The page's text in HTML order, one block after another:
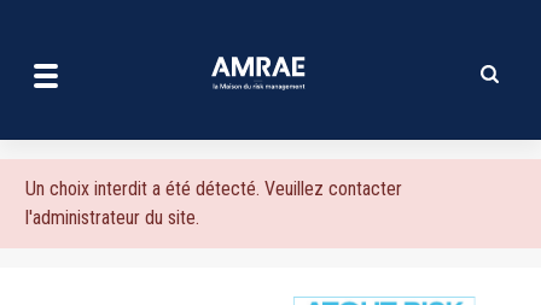
contenu
Message
d'erreur
Un choix interdit a été détecté. Veuillez contacter
l'administrateur du site.